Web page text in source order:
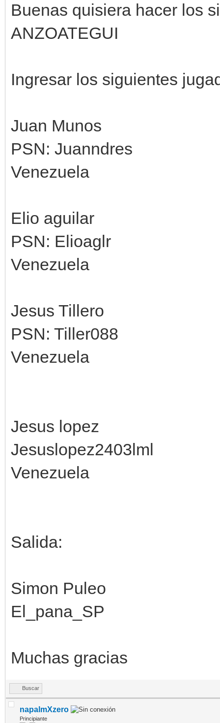
Buenas quisiera hacer los
ANZOATEGUI
Ingresar los siguientes
Juan Munos
PSN: Juanndres
Venezuela
Elio aguilar
PSN: Elioaglr
Venezuela
Jesus Tillero
PSN: Tiller088
Venezuela
Jesus lopez
Jesuslopez2403lml
Venezuela
Salida:
Simon Puleo
El_pana_SP
Muchas gracias
Buscar
napalmXzero
Principiante